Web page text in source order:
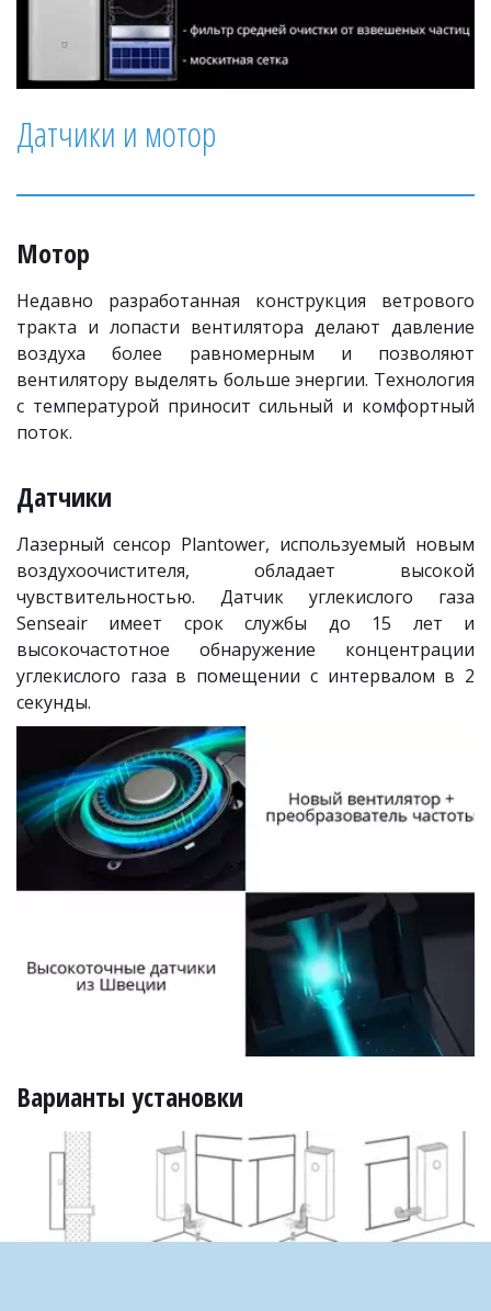
Датчики и мотор
Мотор
Недавно разработанная конструкция ветрового
тракта и лопасти вентилятора делают давление
воздуха более равномерным и позволяют
вентилятору выделять больше энергии. Технология
с температурой приносит сильный и комфортный
поток.
Датчики
Лазерный сенсор Plantower, используемый новым
воздухоочистителя, обладает высокой
чувствительностью. Датчик углекислого газа
Senseair имеет срок службы до 15 лет и
высокочастотное обнаружение концентрации
углекислого газа в помещении с интервалом в 2
секунды.
Варианты установки